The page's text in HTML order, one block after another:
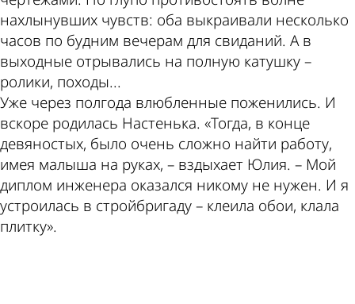
нахлынувших чувств: оба выкраивали несколько
часов по будним вечерам для свиданий. А в
выходные отрывались на полную катушку –
ролики, походы...
Уже через полгода влюбленные поженились. И
вскоре родилась Настенька. «Тогда, в конце
девяностых, было очень сложно найти работу,
имея малыша на руках, – вздыхает Юлия. – Мой
диплом инженера оказался никому не нужен. И я
устроилась в стройбригаду – клеила обои, клала
плитку».